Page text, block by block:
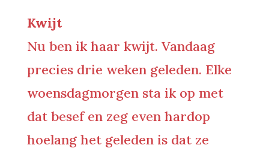
Kwijt
Nu ben ik haar kwijt. Vandaag
precies drie weken geleden. Elke
woensdagmorgen sta ik op met
dat besef en zeg even hardop
hoelang het geleden is dat ze